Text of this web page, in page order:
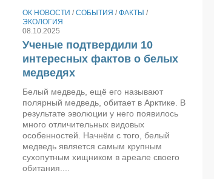
ОК НОВОСТИ /СОБЫТИЯ /ФАКТЫ /
ЭКОЛОГИЯ
08.10.2025
Ученые подтвердили 10
интересных фактов о белых
медведях
Белый медведь, ещё его называют
полярный медведь, обитает в Арктике. В
результате эволюции у него появилось
много отличительных видовых
особенностей. Начнём с того, белый
медведь является самым крупным
сухопутным хищником в ареале своего
обитания....